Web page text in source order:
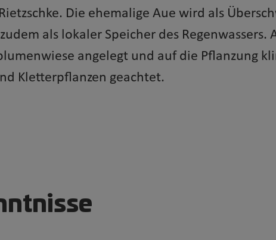
Die ehemalige Aue wird als
als lokaler Speicher des Regenwassers.
angelegt und auf die Pflanzung
Kletterpflanzen geachtet.